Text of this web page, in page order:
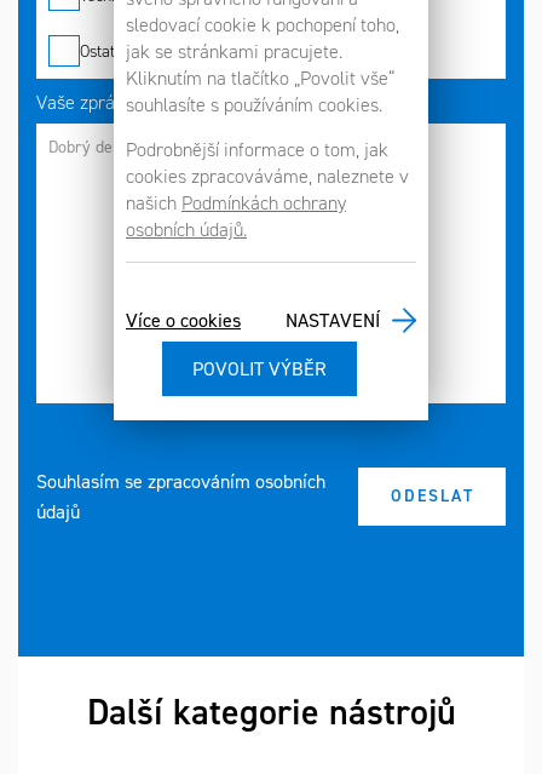
sledovací cookie k pochopení toho,
jak se stránkami pracujete.
Kliknutím na tlačítko „Povolit vše“
souhlasíte s používáním cookies.
Podrobnější informace o tom, jak
cookies zpracováváme, naleznete v
našich Podmínkách ochrany
osobních údajů.
Více o cookies NASTAVENÍ
Ostatní
Vaše zpráva
Souhlasím se zpracováním osobních
údajů
Další kategorie nástrojů